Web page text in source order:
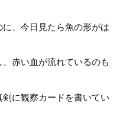
に、今日見たら魚の形がは
、赤い血が流れているのも
に観察カードを書いてい